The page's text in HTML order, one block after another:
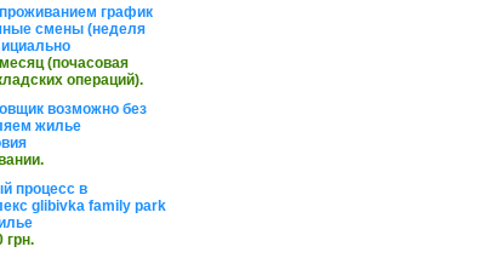
график
смены (неделя
(почасовая
операций).
возможно без
жилье
процесс в
glibivka family park
грн.